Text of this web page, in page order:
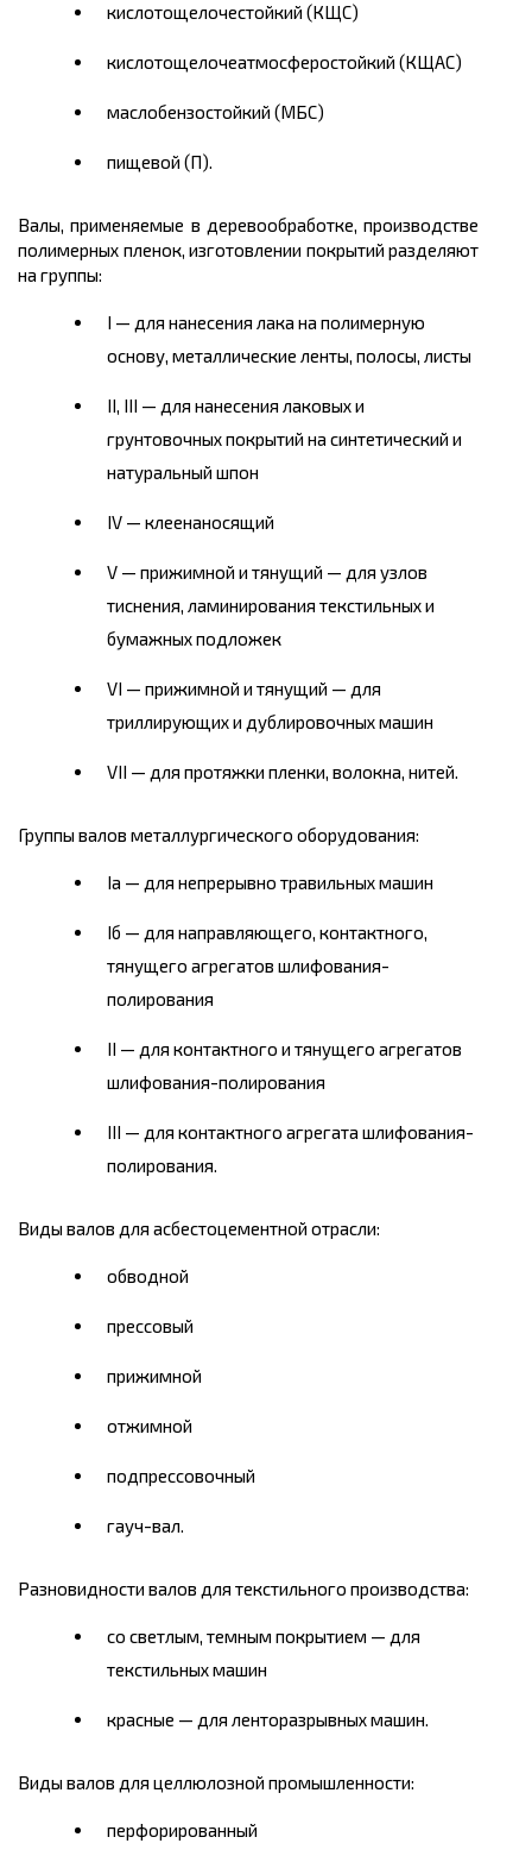
кислотощелочестойкий (КЩС)
кислотощелочеатмосферостойкий (КЩАС)
маслобензостойкий (МБС)
пищевой (П).
Валы, применяемые в деревообработке, производстве
полимерных пленок, изготовлении покрытий разделяют
на группы:
I — для нанесения лака на полимерную
основу, металлические ленты, полосы, листы
II, III — для нанесения лаковых и
грунтовочных покрытий на синтетический и
натуральный шпон
IV — клеенаносящий
V — прижимной и тянущий — для узлов
тиснения, ламинирования текстильных и
бумажных подложек
VI — прижимной и тянущий — для
триллирующих и дублировочных машин
VII — для протяжки пленки, волокна, нитей.
Группы валов металлургического оборудования:
Iа — для непрерывно травильных машин
Iб — для направляющего, контактного,
тянущего агрегатов шлифования-
полирования
II — для контактного и тянущего агрегатов
шлифования-полирования
III — для контактного агрегата шлифования-
полирования.
Виды валов для асбестоцементной отрасли:
обводной
прессовый
прижимной
отжимной
подпрессовочный
гауч-вал.
Разновидности валов для текстильного производства:
со светлым, темным покрытием — для
текстильных машин
красные — для ленторазрывных машин.
Виды валов для целлюлозной промышленности:
перфорированный